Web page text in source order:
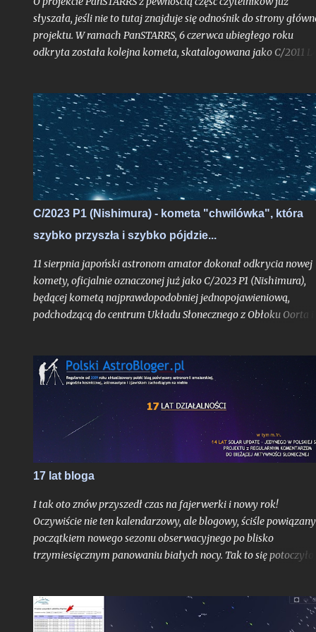
słyszała, jeśli nie to tutaj znajduje się odnośnik do strony
projektu. W ramach PanSTARRS, 6 czerwca ubiegłego roku
odkryta została kolejna kometa, skatalogowana jako C/2011
zbyt wcześnie. - (Uwaga: w końcowej części tekstu nowe
aktualizacje prognoz ze stycznia 2013 roku). Kliknij jeśli chcesz
razu przejść do uaktualnienia . - Kliknij w ten link, jeśli chcesz
przejść do aktualizacji z 05.05.2013 r.
C/2023 P1 (Nishimura) - kometa "chwilówka", która
szybko przyszła i szybko pójdzie...
11 sierpnia japoński astronom amator dokonał odkrycia nowej
komety, oficjalnie oznaczonej już jako C/2023 P1 (Nishimura),
będącej kometą najprawdopodobniej jednopojawieniową,
podchodzącą do centrum Układu Słonecznego z Obłoku Oorta i
odkrycia był bardzo jasny jak na kometę, mając blask rzędu
mag.
17 lat bloga
I tak oto znów przyszedł czas na fajerwerki i nowy rok!
Oczywiście nie ten kalendarzowy, ale blogowy, ściśle
początkiem nowego sezonu obserwacyjnego po blisko
trzymiesięcznym panowaniu białych nocy. Tak to się
Ziemia niedługo po aphelium i maksymalnym dystansie od
Słońca w ciągu roku, zamyka swoje kolejne, już siedemnaste,